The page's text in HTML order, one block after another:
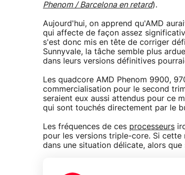
Phenom / Barcelona en retard).
Aujourd'hui, on apprend qu'AMD
qui affecte de façon assez
s'est donc mis en tête de corriger
Sunnyvale, la tâche semble plus
dans leurs versions définitives
Les quadcore AMD Phenom 9900,
commercialisation pour le second
seraient eux aussi attendus pour ce
qui sont touchés directement par le
Les fréquences de ces processeurs
pour les versions triple-core. Si
dans une situation délicate, alors